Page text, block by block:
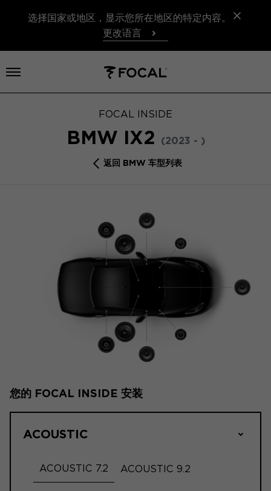
选择国家或地区，显示您所在地区的特定内容。
更改语言
打开菜单
FOCAL INSIDE
BMW IX2 (2023 - )
返回 BMW 车型列表
您的 FOCAL INSIDE 安装
ACOUSTIC
ACOUSTIC 7.2 ACOUSTIC 9.2